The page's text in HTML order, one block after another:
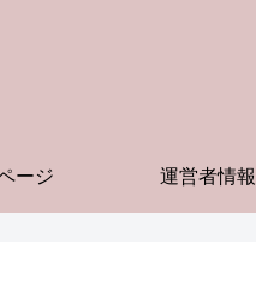
ージ 運営者情報